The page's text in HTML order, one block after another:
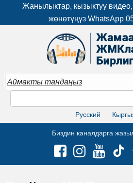
Жанылыктар, кызыктуу
жөнөтүңүз WhatsApp
Русский
Биздин каналдарга